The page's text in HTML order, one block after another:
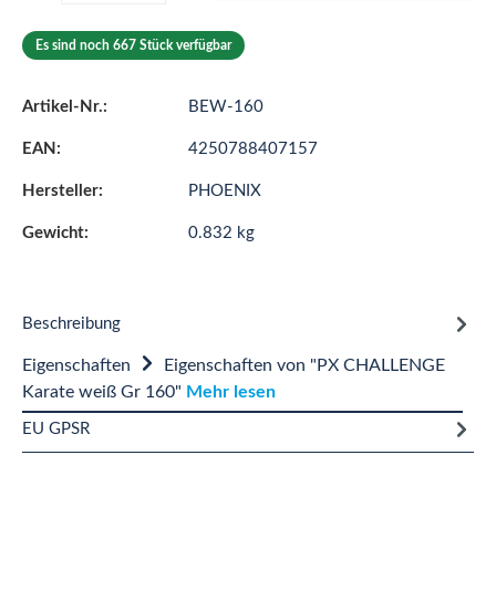
Es sind noch 667 Stück verfügbar
Artikel-Nr.: BEW-160
EAN: 4250788407157
Hersteller: PHOENIX
Gewicht: 0.832 kg
Beschreibung
Eigenschaften
Eigenschaften von "PX CHALLENGE
Karate weiß Gr 160" Mehr lesen
EU GPSR